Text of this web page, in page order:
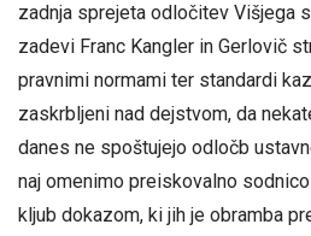
zadnja sprejeta odločitev Višjega
zadevi Franc Kangler in Gerlovič
pravnimi normami ter standardi
zaskrbljeni nad dejstvom, da
danes ne spoštujejo odločb
naj omenimo preiskovalno
kljub dokazom, ki jih je obramba